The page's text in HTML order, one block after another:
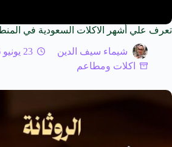
تعرف علي أشهر الاكلات السعودية في
شيماء سيف الدين
23 يونيو 2026
اكلات ومطاعم